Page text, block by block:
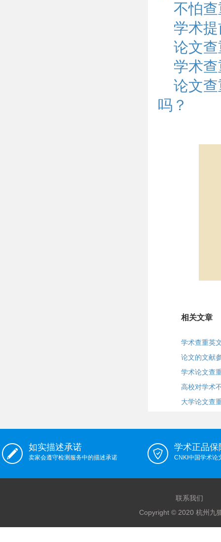
不怕
学术
论文
学术
论文
吗？
相关文章
学术查重英
论文的文献
学术论文查
高校对学术
大学论文查
如实描述承诺
卖家会遵守检测服务中的描述承诺
学术正品保
CNKI中国学术论
联系我们
Copyright © 2020 杭州九